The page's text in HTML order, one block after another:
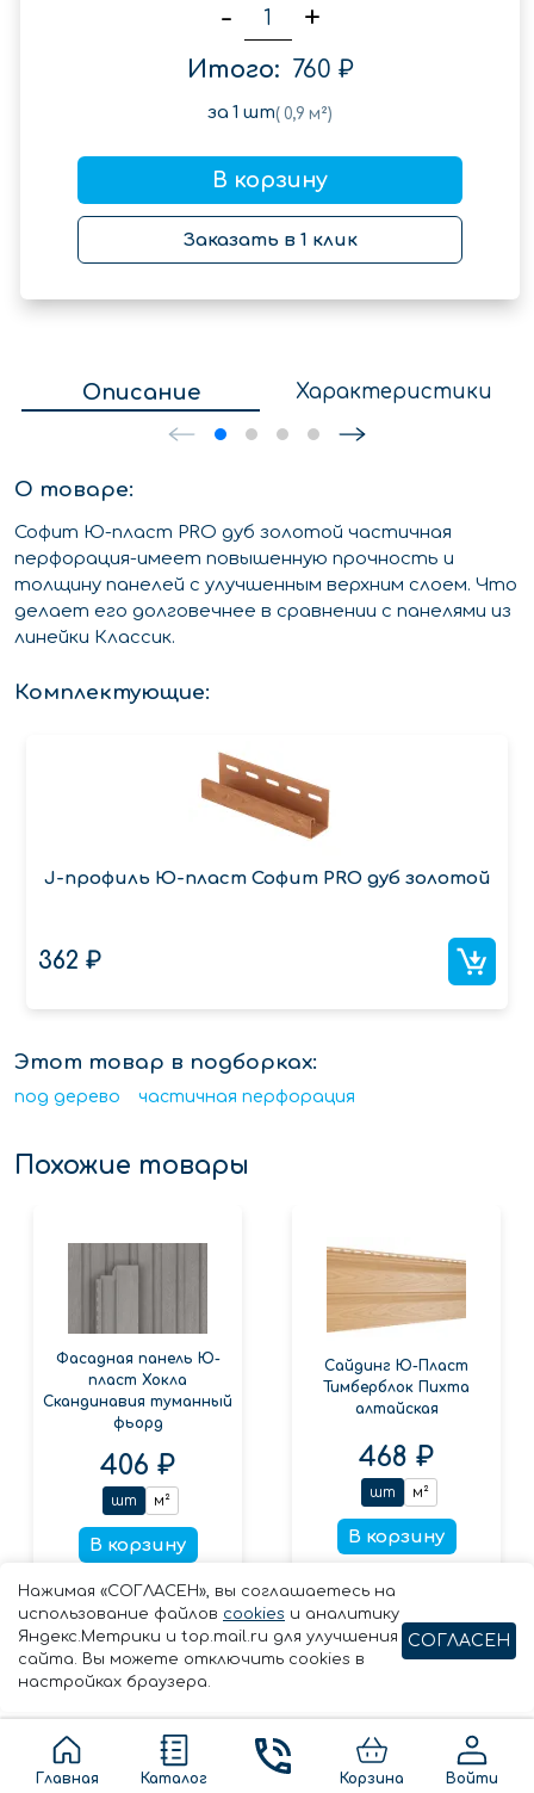
- +
Итого: 760 ₽
за 1 шт( 0,9 м²)
В корзину
Заказать в 1 клик
Описание Характеристики
О товаре:
Софит Ю-пласт PRO дуб золотой частичная
перфорация-имеет повышенную прочность и
толщину панелей с улучшенным верхним слоем. Что
делает его долговечнее в сравнении с панелями из
линейки Классик.
Комплектующие:
J-профиль Ю-пласт Софит PRO дуб золотой
362 ₽
Этот товар в подборках:
под дерево частичная перфорация
Похожие товары
Фасадная панель Ю-
пласт Хокла
Скандинавия туманный
фьорд
406 ₽
шт м²
В корзину
Заказать в 1 клик
Сайдинг Ю-Пласт
Тимберблок Пихта
алтайская
468 ₽
шт м²
В корзину
Заказать в 1 клик
Нажимая «СОГЛАСЕН», вы соглашаетесь на
использование файлов cookies и аналитику
Яндекс.Метрики и top.mail.ru для улучшения
сайта. Вы можете отключить cookies в
настройках браузера.
СОГЛАСЕН
Главная Каталог Корзина Войти